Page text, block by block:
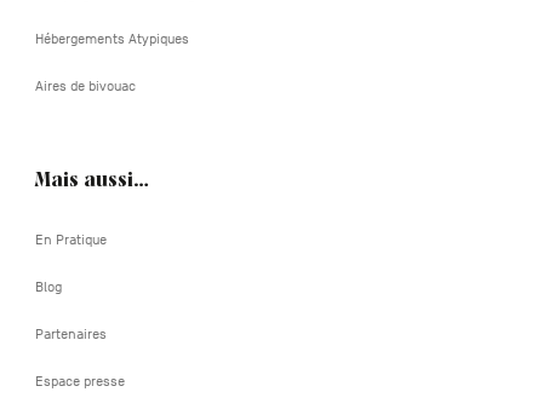
Hébergements Atypiques
Aires de bivouac
Mais aussi…
En Pratique
Blog
Partenaires
Espace presse